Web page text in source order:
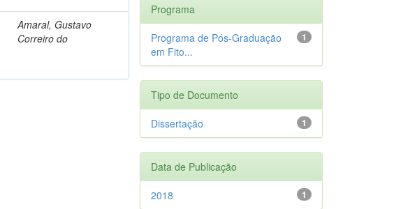
Amaral, Gustavo
Correiro do
Programa
1
Programa de Pós-Graduação
em Fito...
Tipo de Documento
1
Dissertação
Data de Publicação
1
2018